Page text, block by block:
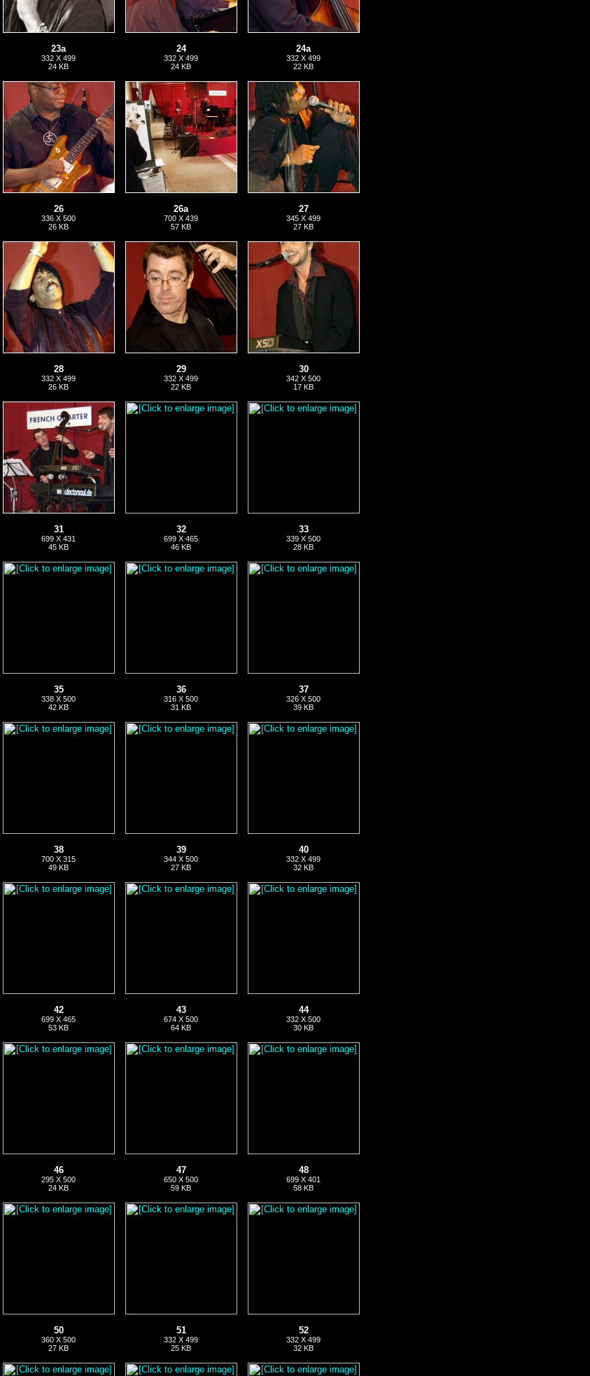
23a
332 X 499
24 KB
24
332 X 499
24 KB
24a
332 X 499
22 KB
26
336 X 500
26 KB
26a
700 X 439
57 KB
27
345 X 499
27 KB
28
332 X 499
26 KB
29
332 X 499
22 KB
30
342 X 500
17 KB
31
699 X 431
45 KB
32
699 X 465
46 KB
33
339 X 500
28 KB
35
338 X 500
42 KB
36
316 X 500
31 KB
37
326 X 500
39 KB
38
700 X 315
49 KB
39
344 X 500
27 KB
40
332 X 499
32 KB
42
699 X 465
53 KB
43
674 X 500
64 KB
44
332 X 500
30 KB
46
295 X 500
24 KB
47
650 X 500
59 KB
48
699 X 401
58 KB
50
360 X 500
27 KB
51
332 X 499
25 KB
52
332 X 499
32 KB